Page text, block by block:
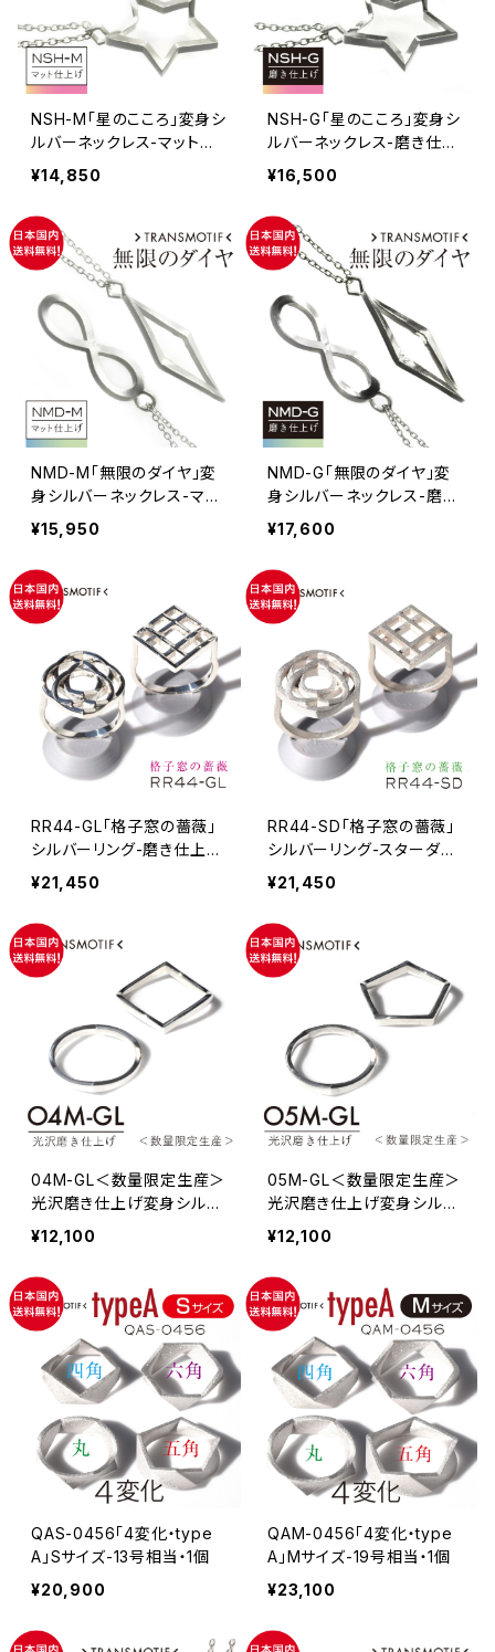
NSH-M「星のこころ」変身シ
ルバーネックレス-マット仕
上げ・1個
¥14,850
NSH-G「星のこころ」変身シ
ルバーネックレス-磨き仕上
げ・1個
¥16,500
NMD-M「無限のダイヤ」変
身シルバーネックレス-マッ
ト仕上げ・1個
¥15,950
NMD-G「無限のダイヤ」変
身シルバーネックレス-磨き
仕上げ・1個
¥17,600
RR44-GL「格子窓の薔薇」
シルバーリング-磨き仕上
げ・1個
¥21,450
RR44-SD「格子窓の薔薇」
シルバーリング-スターダス
ト仕上げ・1個
¥21,450
04M-GL＜数量限定生産＞
光沢磨き仕上げ変身シルバ
ーリング・メンズサイズ・1個
¥12,100
05M-GL＜数量限定生産＞
光沢磨き仕上げ変身シルバ
ーリング・メンズサイズ・1個
¥12,100
QAS-0456「4変化・type
A」Sサイズ-13号相当・1個
¥20,900
QAM-0456「4変化・type
A」Mサイズ-19号相当・1個
¥23,100